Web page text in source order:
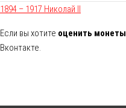
1894 – 1917 Николай II
Если вы хотите оценить монеты
Вконтакте.